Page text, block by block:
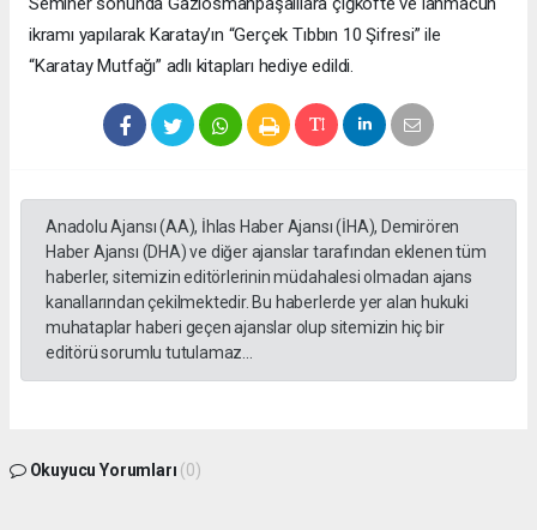
ikramı yapılarak Karatay’ın “Gerçek Tıbbın 10 Şifresi” ile
“Karatay Mutfağı” adlı kitapları hediye edildi.
Anadolu Ajansı (AA), İhlas Haber Ajansı (İHA), Demirören
Haber Ajansı (DHA) ve diğer ajanslar tarafından eklenen tüm
haberler, sitemizin editörlerinin müdahalesi olmadan ajans
kanallarından çekilmektedir. Bu haberlerde yer alan hukuki
muhataplar haberi geçen ajanslar olup sitemizin hiç bir
editörü sorumlu tutulamaz...
Okuyucu Yorumları (0)